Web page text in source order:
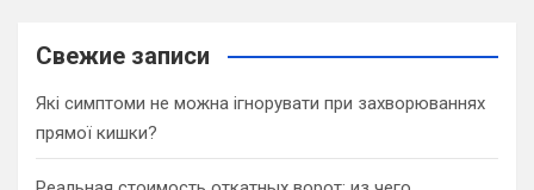
c
Свежие записи
Які симптоми не можна ігнорувати при захворюваннях
прямої кишки?